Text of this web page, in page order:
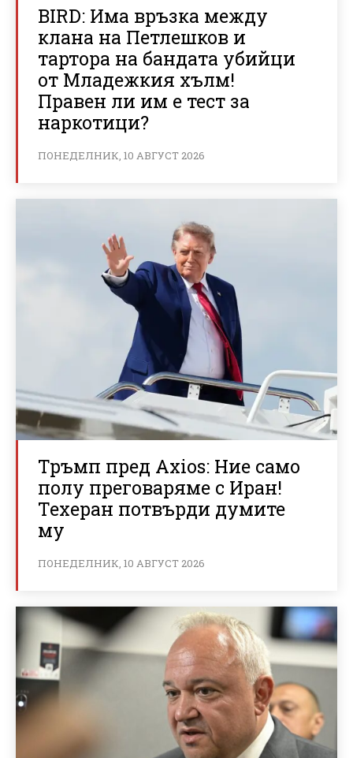
BIRD: Има връзка между
клана на Петлешков и
тартора на бандата убийци
от Младежкия хълм!
Правен ли им е тест за
наркотици?
ПОНЕДЕЛНИК, 10 АВГУСТ 2026
Тръмп пред Axios: Ние само
полу преговаряме с Иран!
Техеран потвърди думите
му
ПОНЕДЕЛНИК, 10 АВГУСТ 2026